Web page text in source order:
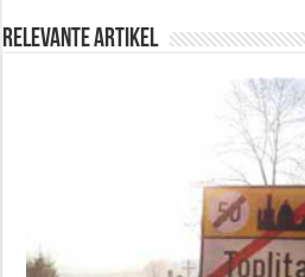
Relevante Artikel